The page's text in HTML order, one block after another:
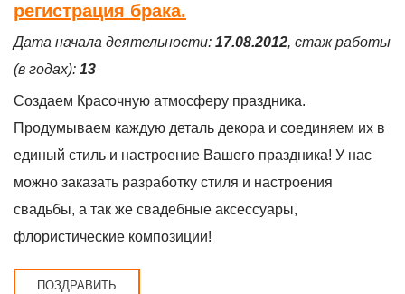
регистрация брака.
Дата начала деятельности: 17.08.2012, стаж работы
(в годах): 13
Создаем Красочную атмосферу праздника.
Продумываем каждую деталь декора и соединяем их в
единый стиль и настроение Вашего праздника! У нас
можно заказать разработку стиля и настроения
свадьбы, а так же свадебные аксессуары,
флористические композиции!
ПОЗДРАВИТЬ